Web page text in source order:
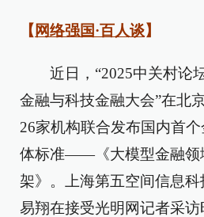
【 网络强国·百人谈】
近日，“2025中关村论
金融与科技金融大会”在北
26家机构联合发布国内首
体标准——《大模型金融领
架》。上海第五空间信息
易翔在接受光明网记者采